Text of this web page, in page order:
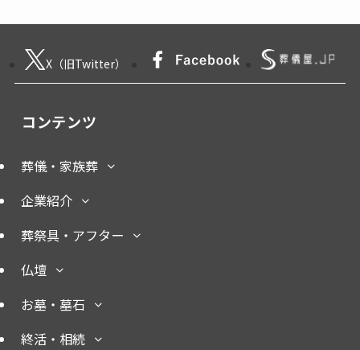
X（旧Twitter）
コンテンツ
葬儀・家族葬
企業紹介
葬祭具・アフター
仏壇
お墓・墓石
終活・相続